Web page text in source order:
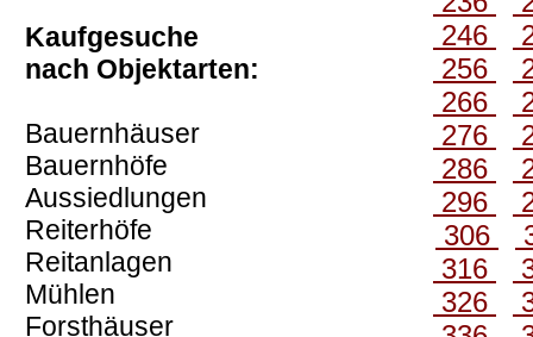
Kaufgesuche
nach Objektarten:
Bauernhäuser
Bauernhöfe
Aussiedlungen
Reiterhöfe
Reitanlagen
Mühlen
Forsthäuser
246
256
266
276
286
296
306
316
326